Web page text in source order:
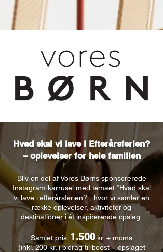
Hvad skal vi lave i Efterårsferien?
– oplevelser for hele familien
Bliv en del af Vores Børns sponsorerede
Instagram-karrusel med temaet “Hvad skal
vi lave i efterårsferien?”, hvor vi samler en
række oplevelser, aktiviteter og
destinationer i ét inspirerende opslag.
Samlet pris: 1.500 kr. + moms
(inkl. 200 kr. i bidrag til boost – opslaget